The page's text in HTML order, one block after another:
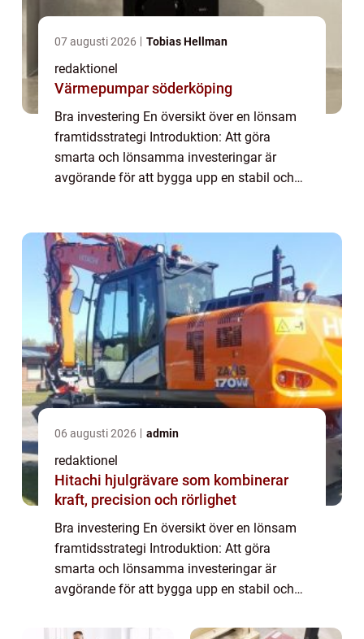
07 augusti 2026 Tobias Hellman
redaktionel
Värmepumpar söderköping
Bra investering En översikt över en lönsam
framtidsstrategi Introduktion: Att göra
smarta och lönsamma investeringar är
avgörande för att bygga upp en stabil och
inve...
06 augusti 2026 admin
redaktionel
Hitachi hjulgrävare som kombinerar
kraft, precision och rörlighet
Bra investering En översikt över en lönsam
framtidsstrategi Introduktion: Att göra
smarta och lönsamma investeringar är
avgörande för att bygga upp en stabil och
artikel kommer vi att utforska vad en bra